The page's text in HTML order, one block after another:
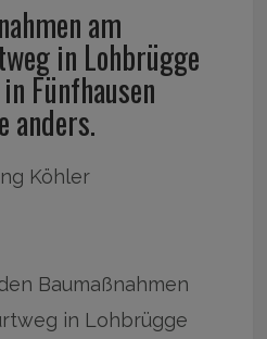
am
in Lohbrügge
Fünfhausen
anders.
Köhler
Baumaßnahmen
in Lohbrügge